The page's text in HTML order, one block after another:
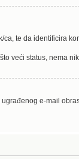
te da identificira
veći status, nema
e-mail